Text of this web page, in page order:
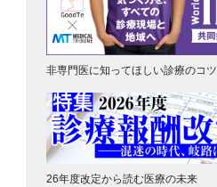
非専門医に知ってほしい診療のコツ
26年度改定から読む医療の未来